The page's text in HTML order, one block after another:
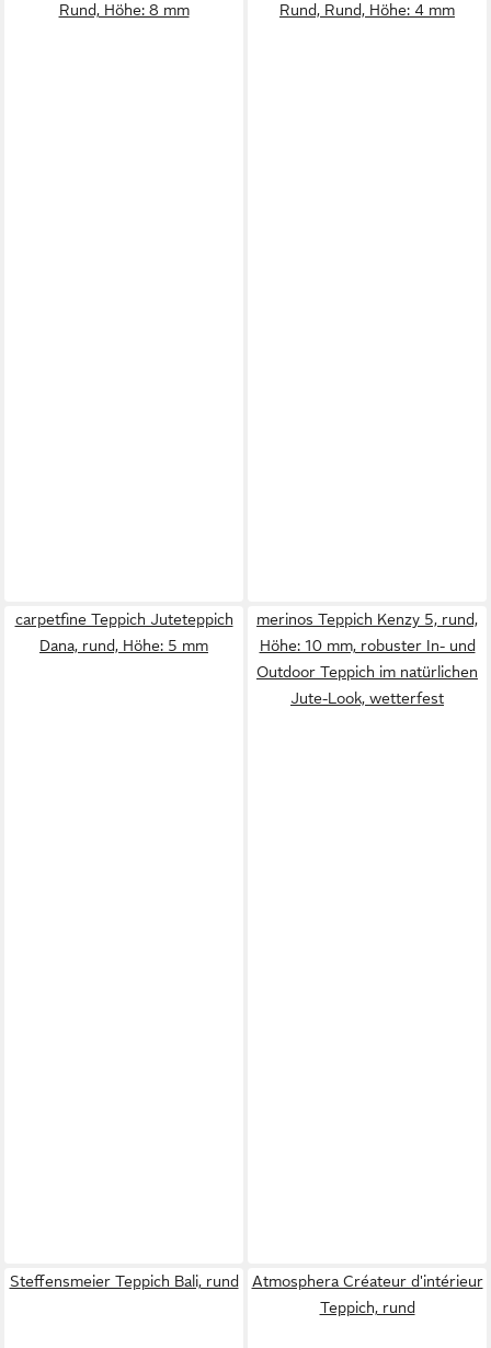
Rund, Höhe: 8 mm
Rund, Rund, Höhe: 4 mm
carpetfine Teppich Juteteppich
Dana, rund, Höhe: 5 mm
merinos Teppich Kenzy 5, rund,
Höhe: 10 mm, robuster In- und
Outdoor Teppich im natürlichen
Jute-Look, wetterfest
Steffensmeier Teppich Bali, rund
Atmosphera Créateur d'intérieur
Teppich, rund